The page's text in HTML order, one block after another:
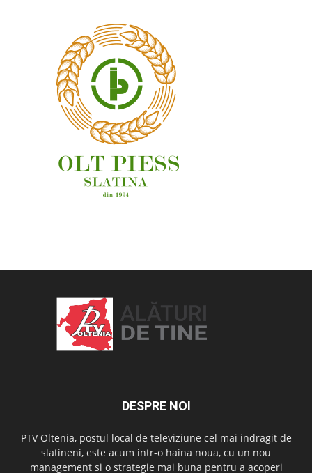
DESPRE NOI
PTV Oltenia, postul local de televiziune cel mai indragit de
slatineni, este acum intr-o haina noua, cu un nou
management si o strategie mai buna pentru a acoperi